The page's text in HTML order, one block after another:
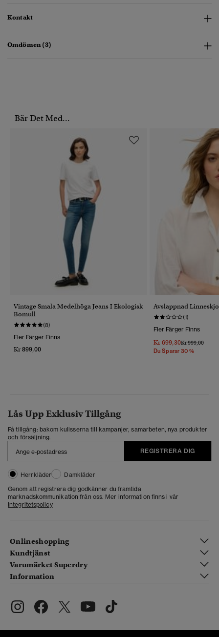
Kontakt
Omdömen (3)
Bär Det Med...
Vintage Smala Medelhöga Jeans I Ekologisk
Bomull
(8)
Fler Färger Finns
Kr 899,00
Avslappnad
(1)
Fler Färger Finns
Kr 699,30Pris Reducerat
Kr 999,00Till
Du Sparar 30 %
Lås Upp Exklusiv Tillgång
Få tillgång: bakom kulisserna till kampanjer, samarbeten, nya produkter
och försäljning.
REGISTRERA DIG
Herrkläder
Damkläder
Genom att registrera dig godkänner du framtida
marknadskommunikation från oss. Mer information finns i vår
Integritetspolicy
Onlineshopping
Kundtjänst
Varumärket Superdry
Information